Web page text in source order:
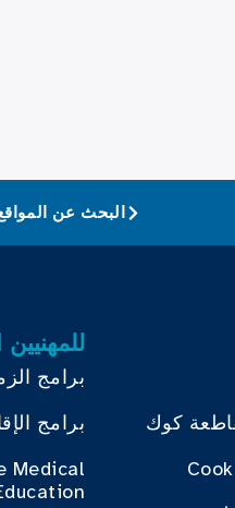
البحث عن
كوك
للمهنيين
برامج
برامج
Medical